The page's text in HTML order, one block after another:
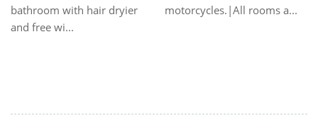
bathroom with hair dryier
and free wi...
motorcycles.|All rooms a...